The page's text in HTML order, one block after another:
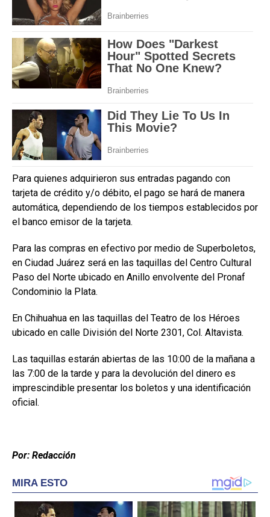
Para quienes adquirieron sus entradas pagando con
tarjeta de crédito y/o débito, el pago se hará de manera
automática, dependiendo de los tiempos establecidos por
el banco emisor de la tarjeta.
Para las compras en efectivo por medio de Superboletos,
en Ciudad Juárez será en las taquillas del Centro Cultural
Paso del Norte ubicado en Anillo envolvente del Pronaf
Condominio la Plata.
En Chihuahua en las taquillas del Teatro de los Héroes
ubicado en calle División del Norte 2301, Col. Altavista.
Las taquillas estarán abiertas de las 10:00 de la mañana a
las 7:00 de la tarde y para la devolución del dinero es
imprescindible presentar los boletos y una identificación
oficial.
Por: Redacción